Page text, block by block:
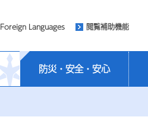
Foreign Languages 閲覧補助機能
防災・安全・安心